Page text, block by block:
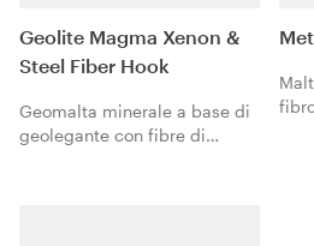
Geolite Magma Xenon &
Steel Fiber Hook
Geomalta minerale a base di
geolegante con fibre di